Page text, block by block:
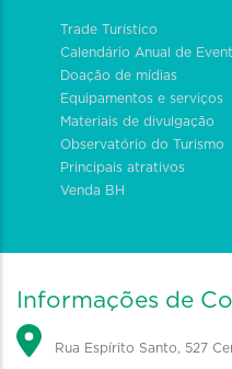
Trade Turístico
Calendário Anual de
Doação de mídias
Equipamentos e serviços
Materiais de divulgação
Observatório do Turismo
Principais atrativos
Venda BH
Informações de
Rua Espírito Santo, 527